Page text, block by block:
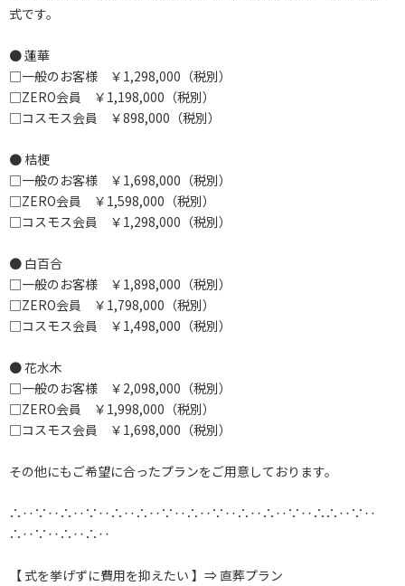
式です。
● 蓮華
□一般のお客様 ￥1,298,000（税別）
□ZERO会員 ￥1,198,000（税別）
□コスモス会員 ￥898,000（税別）
● 桔梗
□一般のお客様 ￥1,698,000（税別）
□ZERO会員 ￥1,598,000（税別）
□コスモス会員 ￥1,298,000（税別）
● 白百合
□一般のお客様 ￥1,898,000（税別）
□ZERO会員 ￥1,798,000（税別）
□コスモス会員 ￥1,498,000（税別）
● 花水木
□一般のお客様 ￥2,098,000（税別）
□ZERO会員 ￥1,998,000（税別）
□コスモス会員 ￥1,698,000（税別）
その他にもご希望に合ったプランをご用意しております。
∴‥∵‥∴‥∵‥∴‥∴‥∵‥∴‥∵‥∴‥∴‥∵‥∴∴‥∵‥
∴‥∵‥∴‥∴‥
【 式を挙げずに費用を抑えたい 】⇒ 直葬プラン